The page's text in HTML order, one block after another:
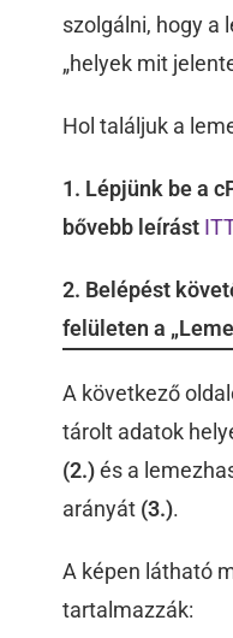
szolgálni, hogy a
„helyek mit
Hol találjuk a
1. Lépjünk be a
bővebb leírást
2. Belépést
felületen a
A következő
tárolt adatok
(2.)és a
arányát (3.).
A képen látható
tartalmazzák: